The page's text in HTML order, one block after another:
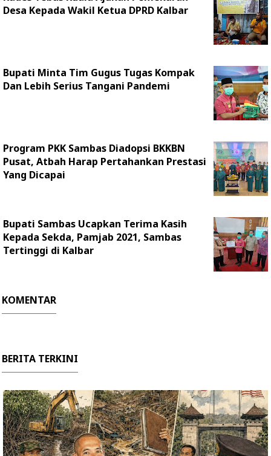
Desa Kepada Wakil Ketua DPRD Kalbar
Bupati Minta Tim Gugus Tugas Kompak
Dan Lebih Serius Tangani Pandemi
Program PKK Sambas Diadopsi BKKBN
Pusat, Atbah Harap Pertahankan Prestasi
Yang Dicapai
Bupati Sambas Ucapkan Terima Kasih
Kepada Sekda, Pamjab 2021, Sambas
Tertinggi di Kalbar
KOMENTAR
BERITA TERKINI